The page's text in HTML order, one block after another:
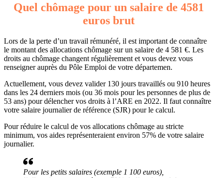
Quel chômage pour un salaire de 4581
euros brut
Lors de la perte d’un travail rémunéré, il est important de connaître
le montant des allocations chômage sur un salaire de 4 581 €. Les
droits au chômage changent régulièrement et vous devez vous
renseigner auprès du Pôle Emploi de votre départemen.
Actuellement, vous devez valider 130 jours travaillés ou 910 heures
dans les 24 derniers mois (ou 36 mois pour les personnes de plus de
53 ans) pour délencher vos droits à l’ARE en 2022. Il faut connaître
votre salaire journalier de référence (SJR) pour le calcul.
Pour réduire le calcul de vos allocations chômage au stricte
minimum, vos aides représenteraient environ 57% de votre salaire
journalier.
Pour les petits salaires (exemple 1 100 euros),